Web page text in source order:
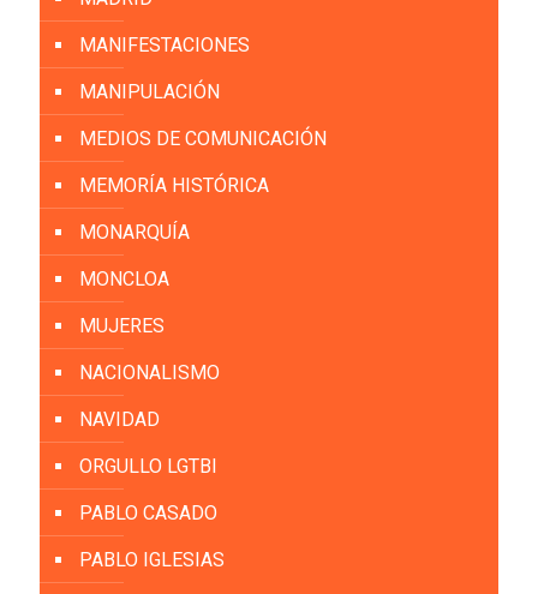
MANIFESTACIONES
MANIPULACIÓN
MEDIOS DE COMUNICACIÓN
MEMORÍA HISTÓRICA
MONARQUÍA
MONCLOA
MUJERES
NACIONALISMO
NAVIDAD
ORGULLO LGTBI
PABLO CASADO
PABLO IGLESIAS